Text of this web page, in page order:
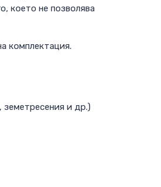
което не позволява
комплектация.
земетресения и др.)